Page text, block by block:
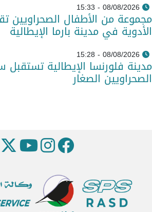
08/08/2026 - 15:33
مجموعة من الأطفال الصحراويين
الأدوية في مدينة بارما الإيطالية
08/08/2026 - 15:28
مدينة فلورنسا الإيطالية تستقبل
الصحراويين الصغار